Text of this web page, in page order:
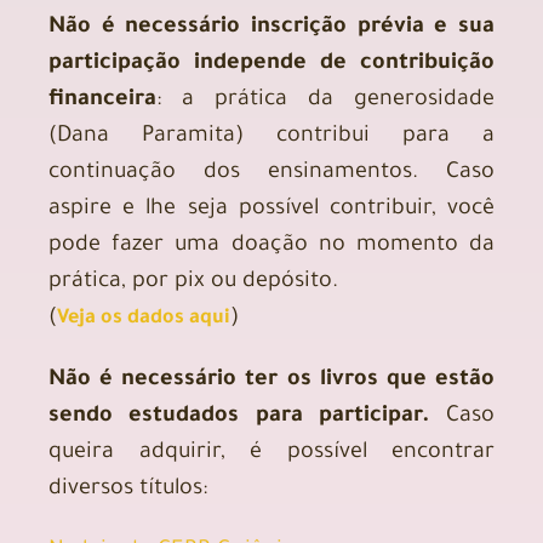
Não é necessário inscrição prévia e sua
participação independe de contribuição
financeira: a prática da generosidade
(Dana Paramita) contribui para a
continuação dos ensinamentos. Caso
aspire e lhe seja possível contribuir, você
pode fazer uma doação no momento da
prática, por pix ou depósito.
(Veja os dados aqui)
Não é necessário ter os livros que estão
sendo estudados para participar. Caso
queira adquirir, é possível encontrar
diversos títulos: